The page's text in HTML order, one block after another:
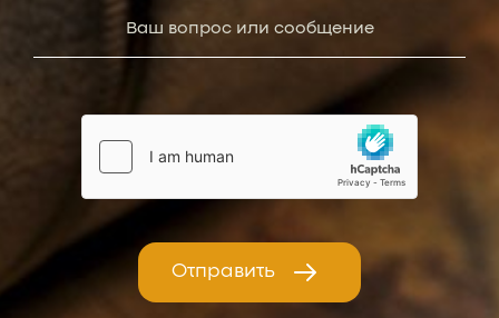
Отправить